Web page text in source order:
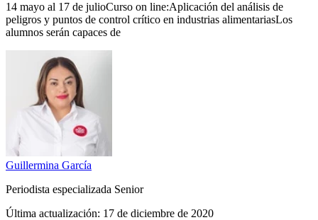
14 mayo al 17 de julioCurso on line:Aplicación del análisis de
peligros y puntos de control crítico en industrias alimentariasLos
alumnos serán capaces de
Guillermina García
Periodista especializada Senior
Última actualización: 17 de diciembre de 2020